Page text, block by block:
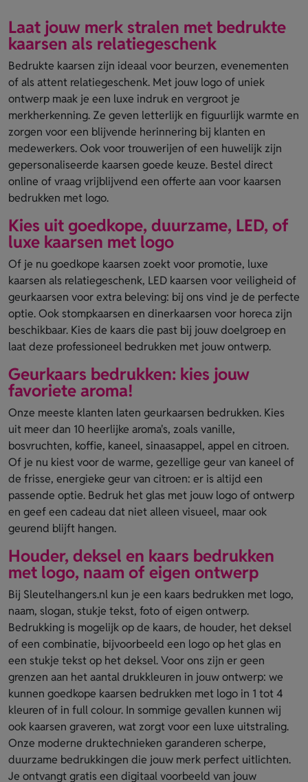
Laat jouw merk stralen met bedrukte
kaarsen als relatiegeschenk
Bedrukte kaarsen zijn ideaal voor beurzen, evenementen
of als attent relatiegeschenk. Met jouw logo of uniek
ontwerp maak je een luxe indruk en vergroot je
merkherkenning. Ze geven letterlijk en figuurlijk warmte en
zorgen voor een blijvende herinnering bij klanten en
medewerkers. Ook voor trouwerijen of een huwelijk zijn
gepersonaliseerde kaarsen goede keuze. Bestel direct
online of vraag vrijblijvend een offerte aan voor kaarsen
bedrukken met logo.
Kies uit goedkope, duurzame, LED, of
luxe kaarsen met logo
Of je nu goedkope kaarsen zoekt voor promotie, luxe
kaarsen als relatiegeschenk, LED kaarsen voor veiligheid of
geurkaarsen voor extra beleving: bij ons vind je de perfecte
optie. Ook stompkaarsen en dinerkaarsen voor horeca zijn
beschikbaar. Kies de kaars die past bij jouw doelgroep en
laat deze professioneel bedrukken met jouw ontwerp.
Geurkaars bedrukken: kies jouw
favoriete aroma!
Onze meeste klanten laten geurkaarsen bedrukken. Kies
uit meer dan 10 heerlijke aroma's, zoals vanille,
bosvruchten, koffie, kaneel, sinaasappel, appel en citroen.
Of je nu kiest voor de warme, gezellige geur van kaneel of
de frisse, energieke geur van citroen: er is altijd een
passende optie. Bedruk het glas met jouw logo of ontwerp
en geef een cadeau dat niet alleen visueel, maar ook
geurend blijft hangen.
Houder, deksel en kaars bedrukken
met logo, naam of eigen ontwerp
Bij Sleutelhangers.nl kun je een kaars bedrukken met logo,
naam, slogan, stukje tekst, foto of eigen ontwerp.
Bedrukking is mogelijk op de kaars, de houder, het deksel
of een combinatie, bijvoorbeeld een logo op het glas en
een stukje tekst op het deksel. Voor ons zijn er geen
grenzen aan het aantal drukkleuren in jouw ontwerp: we
kunnen goedkope kaarsen bedrukken met logo in 1 tot 4
kleuren of in full colour. In sommige gevallen kunnen wij
ook kaarsen graveren, wat zorgt voor een luxe uitstraling.
Onze moderne druktechnieken garanderen scherpe,
duurzame bedrukkingen die jouw merk perfect uitlichten.
Je ontvangt gratis een digitaal voorbeeld van jouw